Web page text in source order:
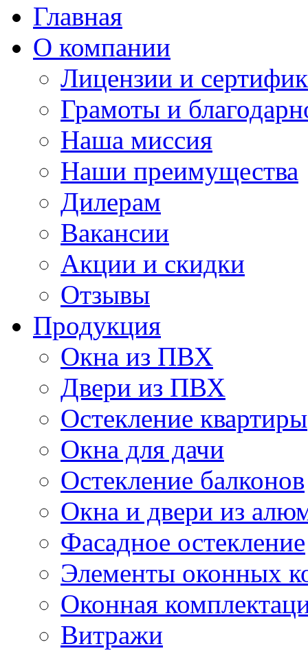
Главная
О компании
Лицензии и
Грамоты и
Наша миссия
Наши преимущества
Дилерам
Вакансии
Акции и скидки
Отзывы
Продукция
Окна из ПВХ
Двери из ПВХ
Остекление квартиры
Окна для дачи
Остекление балконов
Окна и двери из
Фасадное остекление
Элементы оконных
Оконная
Витражи